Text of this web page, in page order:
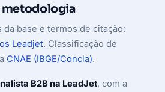
metodologia
base e termos de citação:
Leadjet. Classificação de
CNAE (IBGE/Concla).
B2B na LeadJet, com a